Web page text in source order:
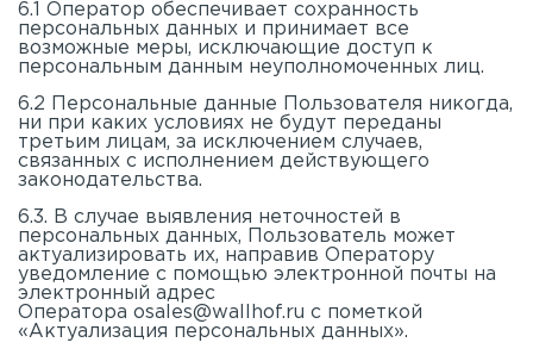
6.1 Оператор обеспечивает сохранность
персональных данных и принимает все
возможные меры, исключающие доступ к
персональным данным неуполномоченных лиц.
6.2 Персональные данные Пользователя никогда,
ни при каких условиях не будут переданы
третьим лицам, за исключением случаев,
связанных с исполнением действующего
законодательства.
6.3. В случае выявления неточностей в
персональных данных, Пользователь может
актуализировать их, направив Оператору
уведомление с помощью электронной почты на
электронный адрес
Оператора osales@wallhof.ru с пометкой
«Актуализация персональных данных».